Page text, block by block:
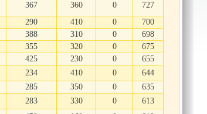
367 360 0
727
290 410 0
700
388 310 0
698
355 320 0
675
425 230 0
655
234 410 0
644
285 350 0
635
283 330 0
613